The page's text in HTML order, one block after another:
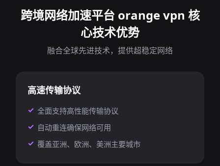
跨境网络加速平台 orange vpn 核
心技术优势
融合全球先进技术，提供超稳定网络
高速传输协议
全面支持高性能传输协议
自动重连确保网络可用
覆盖亚洲、欧洲、美洲主要城市